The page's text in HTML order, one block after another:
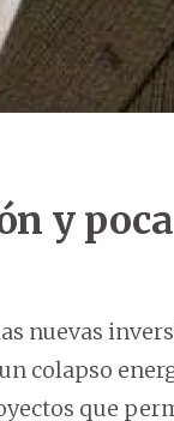
y
nuevas
colapso
que